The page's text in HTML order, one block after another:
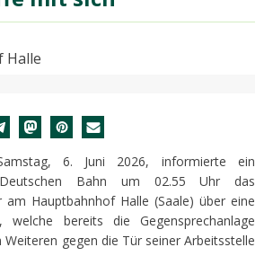
6. Juni 2026, informierte ein
Bahn um 02.55 Uhr das
am Hauptbahnhof Halle (Saale) über eine
welche bereits die Gegensprechanlage
gegen die Tür seiner Arbeitsstelle